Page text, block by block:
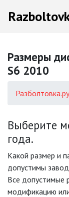
Размеры
S6 2010
Разболтовка.ру
Выберите
года.
Какой размер и
допустимы
Все допустимые
модификацию